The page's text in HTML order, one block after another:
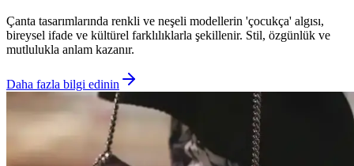
Çanta tasarımlarında renkli ve neşeli modellerin 'çocukça' algısı,
bireysel ifade ve kültürel farklılıklarla şekillenir. Stil, özgünlük ve
mutlulukla anlam kazanır.
Daha fazla bilgi edinin